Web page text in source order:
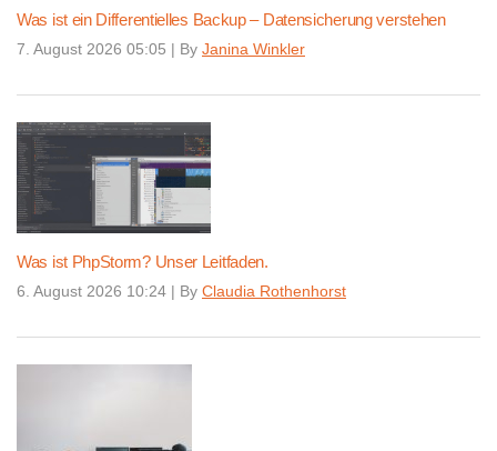
Was ist ein Differentielles Backup – Datensicherung verstehen
7. August 2026 05:05 | By Janina Winkler
Was ist PhpStorm? Unser Leitfaden.
6. August 2026 10:24 | By Claudia Rothenhorst